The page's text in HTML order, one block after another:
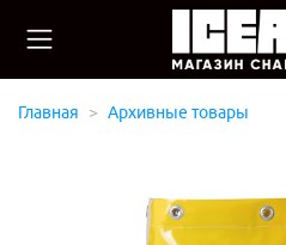
Главная Архивные товары